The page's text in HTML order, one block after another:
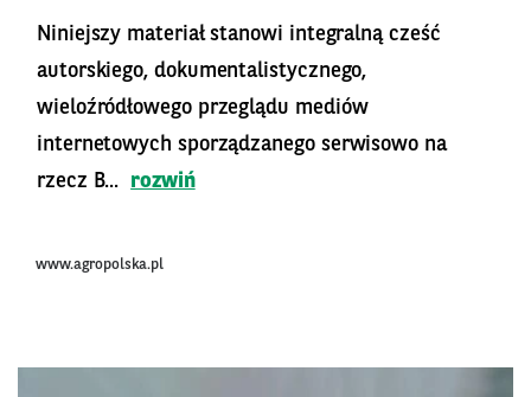
Niniejszy materiał stanowi integralną cześć
autorskiego, dokumentalistycznego,
wieloźródłowego przeglądu mediów
internetowych sporządzanego serwisowo na
rzecz B...
rozwiń
www.agropolska.pl